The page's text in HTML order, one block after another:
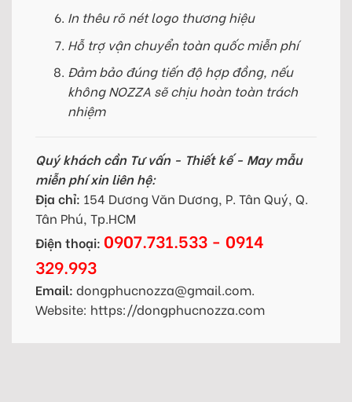
In thêu rõ nét logo thương hiệu
Hỗ trợ vận chuyển toàn quốc miễn phí
Đảm bảo đúng tiến độ hợp đồng, nếu
không NOZZA sẽ chịu hoàn toàn trách
nhiệm
Quý khách cần Tư vấn - Thiết kế - May mẫu
miễn phí xin liên hệ:
Địa chỉ: 154 Dương Văn Dương, P. Tân Quý, Q.
Tân Phú, Tp.HCM
Điện thoại: 0907.731.533 - 0914
329.993
Email: dongphucnozza@gmail.com.
Website: https://dongphucnozza.com